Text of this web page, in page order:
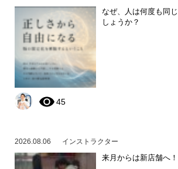
なぜ、人は何度も同
しょうか？
45
2026.08.06 インストラクター
来月からは新店舗へ！